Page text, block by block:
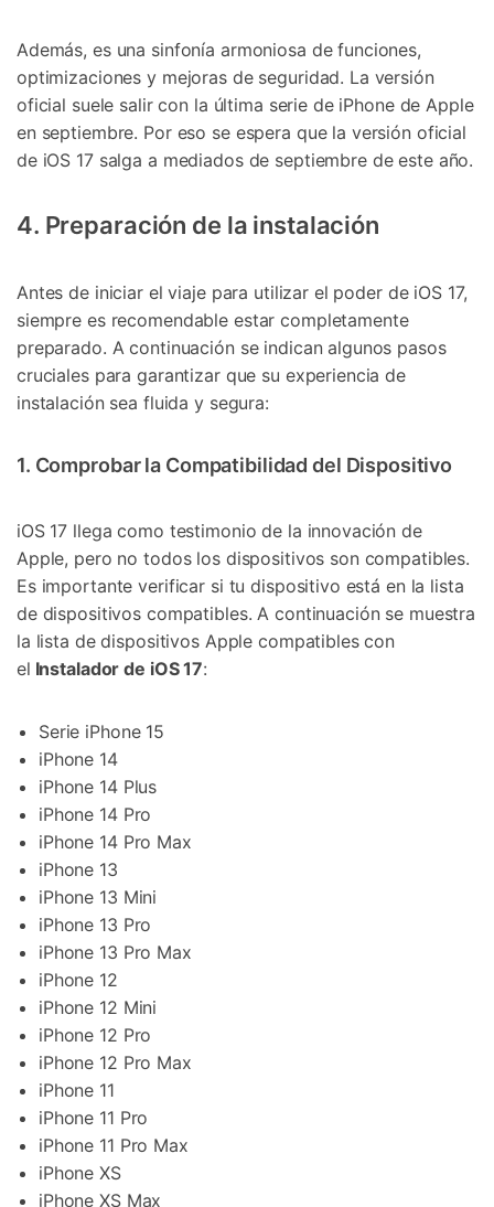
Además, es una sinfonía armoniosa de funciones,
optimizaciones y mejoras de seguridad. La versión
oficial suele salir con la última serie de iPhone de Apple
en septiembre. Por eso se espera que la versión oficial
de iOS 17 salga a mediados de septiembre de este año.
4. Preparación de la instalación
Antes de iniciar el viaje para utilizar el poder de iOS 17,
siempre es recomendable estar completamente
preparado. A continuación se indican algunos pasos
cruciales para garantizar que su experiencia de
instalación sea fluida y segura:
1. Comprobar la Compatibilidad del Dispositivo
iOS 17 llega como testimonio de la innovación de
Apple, pero no todos los dispositivos son compatibles.
Es importante verificar si tu dispositivo está en la lista
de dispositivos compatibles. A continuación se muestra
la lista de dispositivos Apple compatibles con
el Instalador de iOS 17:
Serie iPhone 15
iPhone 14
iPhone 14 Plus
iPhone 14 Pro
iPhone 14 Pro Max
iPhone 13
iPhone 13 Mini
iPhone 13 Pro
iPhone 13 Pro Max
iPhone 12
iPhone 12 Mini
iPhone 12 Pro
iPhone 12 Pro Max
iPhone 11
iPhone 11 Pro
iPhone 11 Pro Max
iPhone XS
iPhone XS Max